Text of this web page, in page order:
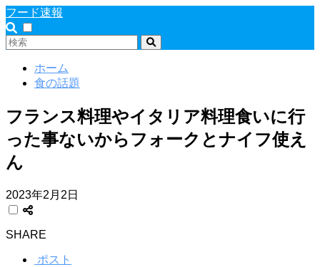
フード速報
ホーム
食の話題
フランス料理やイタリア料理食いに行
った事ないからフォークとナイフ使え
ん
2023年2月2日
SHARE
ポスト